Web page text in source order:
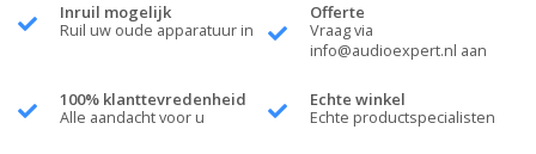
Inruil mogelijk
Ruil uw oude apparatuur in
Offerte
Vraag via
info@audioexpert.nl aan
100% klanttevredenheid
Alle aandacht voor u
Echte winkel
Echte productspecialisten